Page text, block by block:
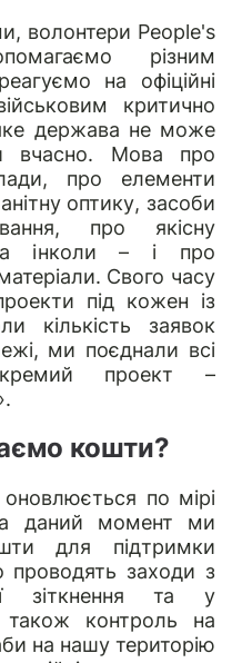
волонтери People's
різним
на офіційні
критично
держава не може
вчасно. Мова про
про елементи
оптику, засоби
про якісну
а інколи – і про
Свого часу
під кожен із
кількість заявок
ми поєднали всі
проект –
кошти?
по мірі
даний момент ми
для підтримки
проводять заходи з
зіткнення та у
також контроль на
на нашу територію